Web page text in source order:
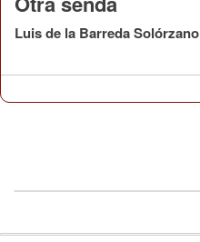
Luis de la Barreda Solórzano